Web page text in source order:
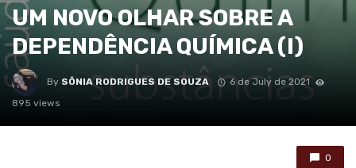
UM NOVO OLHAR SOBRE A
DEPENDÊNCIA QUÍMICA (I)
By SÔNIA RODRIGUES DE SOUZA
6 de July de 2021
895 views
0